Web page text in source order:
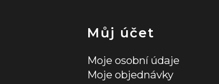
Můj účet
Moje osobní údaje
Moje objednávky